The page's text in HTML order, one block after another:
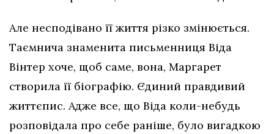
Але несподівано її життя різко змінюється.
Таємнича знаменита письменниця Віда
Вінтер хоче, щоб саме, вона, Маргарет
створила її біографію. Єдиний правдивий
життєпис. Адже все, що Віда коли-небудь
розповідала про себе раніше, було вигадкою